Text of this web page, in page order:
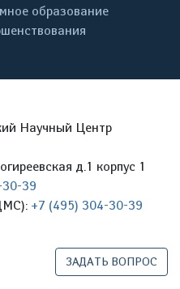
образование
Научный Центр
д.1 корпус 1
39
+7 (495) 304-30-39
ЗАДАТЬ ВОПРОС